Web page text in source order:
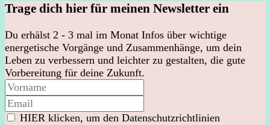
Trage dich hier für meinen Newsletter ein
Du erhälst 2 - 3 mal im Monat Infos über wichtige
energetische Vorgänge und Zusammenhänge, um dein
Leben zu verbessern und leichter zu gestalten, die gute
Vorbereitung für deine Zukunft.
HIER klicken, um den Datenschutzrichtlinien